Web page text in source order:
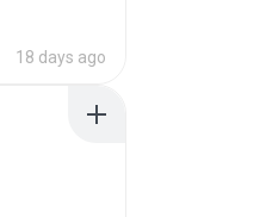
18 days ago